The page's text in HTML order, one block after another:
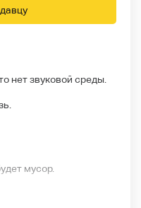
нет звуковой среды.
мусор.